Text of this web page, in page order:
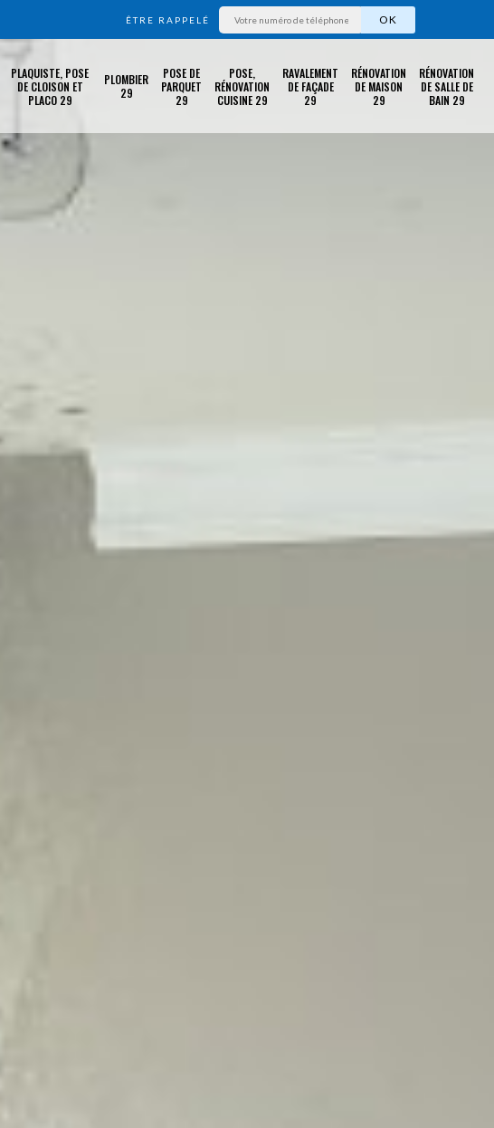
ÊTRE RAPPELÉ
PLAQUISTE, POSE
DE CLOISON ET
PLACO 29
PLOMBIER
29
POSE DE
PARQUET
29
POSE,
RÉNOVATION
CUISINE 29
RAVALEMENT
DE FAÇADE
29
RÉNOVATION
DE MAISON
29
RÉNOVATION
DE SALLE DE
BAIN 29